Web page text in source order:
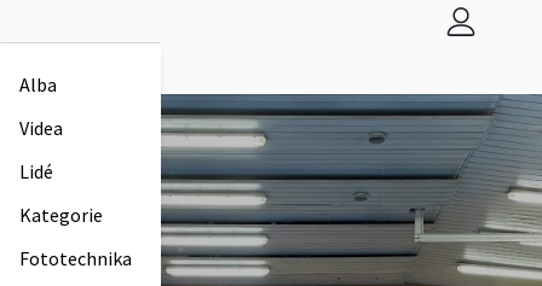
Alba
Videa
Lidé
Kategorie
Fototechnika